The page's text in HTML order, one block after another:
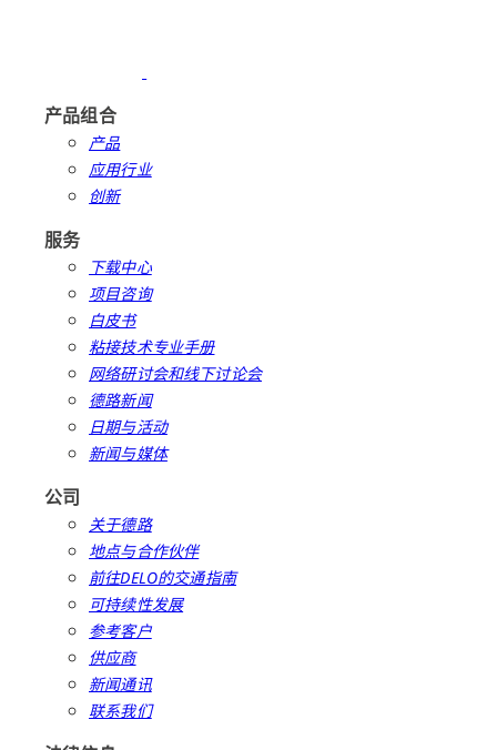
产品组合
产品
应用行业
创新
服务
下载中心
项目咨询
白皮书
粘接技术专业手册
网络研讨会和线下讨论会
德路新闻
日期与活动
新闻与媒体
公司
关于德路
地点与合作伙伴
前往DELO的交通指南
可持续性发展
参考客户
供应商
新闻通讯
联系我们